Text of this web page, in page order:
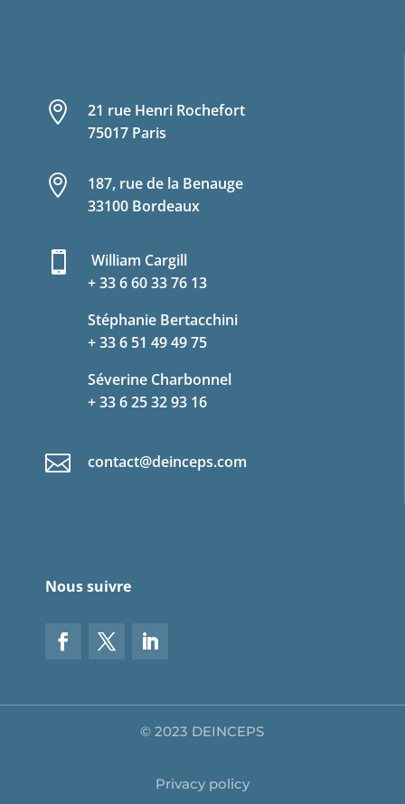

21 rue Henri Rochefort
75017 Paris

187, rue de la Benauge
33100 Bordeaux

William Cargill
+ 33 6 60 33 76 13
Stéphanie Bertacchini
+ 33 6 51 49 49 75
Séverine Charbonnel
+ 33 6 25 32 93 16
 contact@deinceps.com
Nous suivre
© 2023 DEINCEPS
Privacy policy